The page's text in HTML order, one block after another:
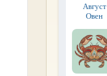
Август
Овен